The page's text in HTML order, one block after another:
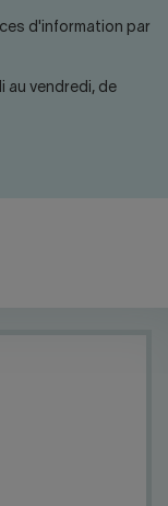
d'information par
au vendredi, de